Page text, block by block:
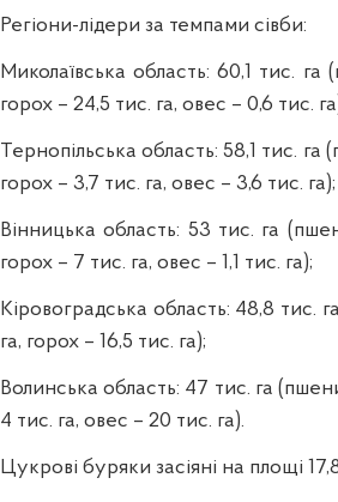
Регіони-лідери за темпами сівби:
Миколаївська область: 60,1 тис.
горох – 24,5 тис. га, овес – 0,6 тис.
Тернопільська область: 58,1 тис. га
горох – 3,7 тис. га, овес – 3,6 тис. га);
Вінницька область: 53 тис. га
горох – 7 тис. га, овес – 1,1 тис. га);
Кіровоградська область: 48,8 тис.
га, горох – 16,5 тис. га);
Волинська область: 47 тис. га
4 тис. га, овес – 20 тис. га).
Цукрові буряки засіяні на площі